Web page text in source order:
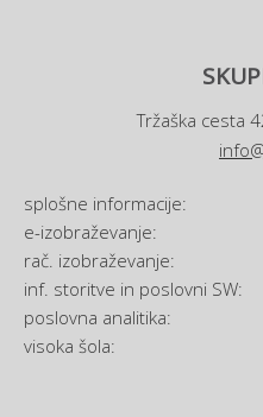
Tržaška cesta
splošne informacije:
e-izobraževanje:
rač. izobraževanje:
inf. storitve in poslovni SW:
poslovna analitika:
visoka šola: